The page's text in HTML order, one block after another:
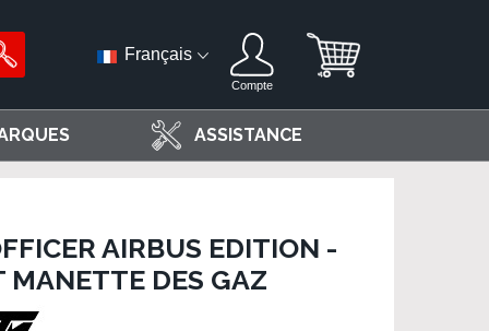
Français
Compte
ASSISTANCE
AIRBUS EDITION -
MANETTE DES GAZ